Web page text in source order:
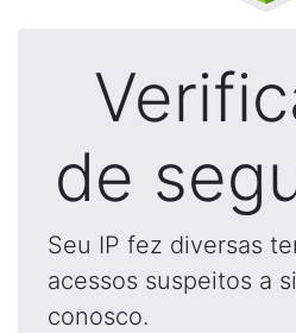
de
Seu IP fez diversas
acessos suspeitos a
conosco.